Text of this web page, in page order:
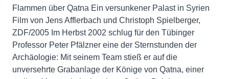
Flammen über Qatna Ein versunkener Palast in Syrien
Film von Jens Afflerbach und Christoph Spielberger,
ZDF/2005 Im Herbst 2002 schlug für den Tübinger
Professor Peter Pfälzner eine der Sternstunden der
Archäologie: Mit seinem Team stieß er auf die
unversehrte Grabanlage der Könige von Qatna, einer